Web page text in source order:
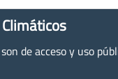
de acceso y uso